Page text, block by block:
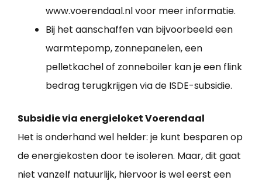
www.voerendaal.nl voor meer informatie.
Bij het aanschaffen van bijvoorbeeld een
warmtepomp, zonnepanelen, een
pelletkachel of zonneboiler kan je een flink
bedrag terugkrijgen via de ISDE-subsidie.
Subsidie via energieloket Voerendaal
Het is onderhand wel helder: je kunt besparen op
de energiekosten door te isoleren. Maar, dit gaat
niet vanzelf natuurlijk, hiervoor is wel eerst een